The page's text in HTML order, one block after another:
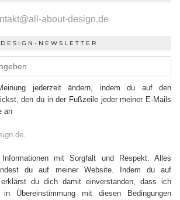
about-design.de
DESIGN-NEWSLETTER
jederzeit ändern, indem du auf den
den du in der Fußzeile jeder meiner E-Mails
an
.
mit Sorgfalt und Respekt. Alles
du auf meiner Website. Indem du auf
erklärst du dich damit einverstanden, dass ich
in Übereinstimmung mit diesen Bedingungen